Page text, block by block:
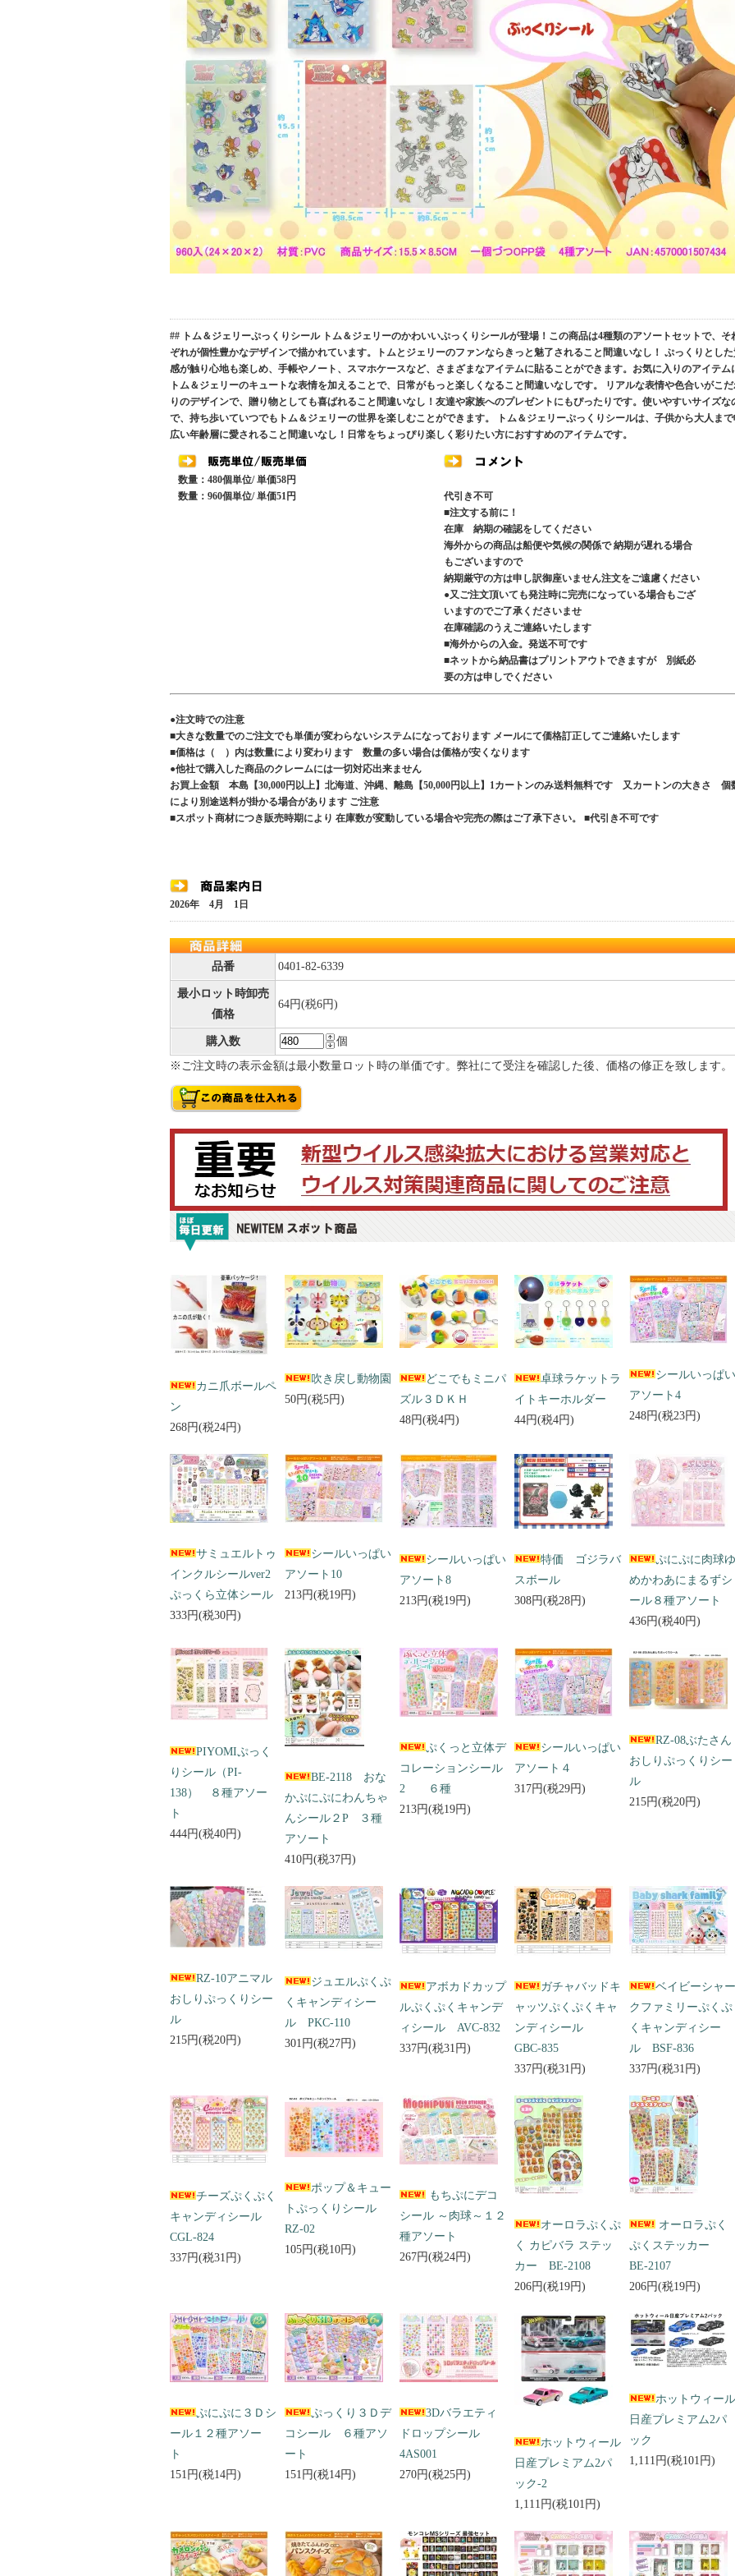
## トム＆ジェリーぷっくりシール トム＆ジェリーのかわいいぷっくりシールが登場！この商品は4種類のアソートセットで、そ
ぞれが個性豊かなデザインで描かれています。トムとジェリーのファンならきっと魅了されること間違いなし！ ぷっくりとし
感が触り心地も楽しめ、手帳やノート、スマホケースなど、さまざまなアイテムに貼ることができます。お気に入りのアイテム
トム＆ジェリーのキュートな表情を加えることで、日常がもっと楽しくなること間違いなしです。 リアルな表情や色合いがこ
りのデザインで、贈り物としても喜ばれること間違いなし！友達や家族へのプレゼントにもぴったりです。使いやすいサイズな
で、持ち歩いていつでもトム＆ジェリーの世界を楽しむことができます。 トム＆ジェリーぷっくりシールは、子供から大人ま
広い年齢層に愛されること間違いなし！日常をちょっぴり楽しく彩りたい方におすすめのアイテムです。
数量：480個単位/ 単価58円
数量：960個単位/ 単価51円
代引き不可
■注文する前に！
在庫 納期の確認をしてください
海外からの商品は船便や気候の関係で 納期が遅れる場合
もございますので
納期厳守の方は申し訳御座いません注文をご遠慮ください
●又ご注文頂いても発注時に完売になっている場合もござ
いますのでご了承くださいませ
在庫確認のうえご連絡いたします
■海外からの入金。発送不可です
■ネットから納品書はプリントアウトできますが 別紙必
要の方は申しでください
●注文時での注意
■大きな数量でのご注文でも単価が変わらないシステムになっております メールにて価格訂正してご連絡いたします
■価格は（ ）内は数量により変わります 数量の多い場合は価格が安くなります
●他社で購入した商品のクレームには一切対応出来ません
お買上金額 本島【30,000円以上】北海道、沖縄、離島【50,000円以上】1カートンのみ送料無料です 又カートンの大きさ 個
により別途送料が掛かる場合があります ご注意
■スポット商材につき販売時期により 在庫数が変動している場合や完売の際はご了承下さい。 ■代引き不可です
2026年 4月 1日
品番 0401-82-6339
最小ロット時卸売
価格
64円(税6円)
購入数
個
※ご注文時の表示金額は最小数量ロット時の単価です。弊社にて受注を確認した後、価格の修正を致します。
カニ爪ボールペ
ン
268円(税24円)
吹き戻し動物園
50円(税5円)
どこでもミニパ
ズル３ＤＫＨ
48円(税4円)
卓球ラケットラ
イトキーホルダー
44円(税4円)
シールいっぱい
アソート4
248円(税23円)
サミュエルトゥ
インクルシールver2
ぷっくら立体シール
333円(税30円)
シールいっぱい
アソート10
213円(税19円)
シールいっぱい
アソート8
213円(税19円)
特価 ゴジラバ
スボール
308円(税28円)
ぷにぷに肉球ゆ
めかわあにまるずシ
ール８種アソート
436円(税40円)
PIYOMIぷっく
りシール（PI-
138） ８種アソー
ト
444円(税40円)
BE-2118 おな
かぷにぷにわんちゃ
んシール２P ３種
アソート
410円(税37円)
ぷくっと立体デ
コレーションシール
2 ６種
213円(税19円)
シールいっぱい
アソート４
317円(税29円)
RZ-08ぶたさん
おしりぷっくりシー
ル
215円(税20円)
RZ-10アニマル
おしりぷっくりシー
ル
215円(税20円)
ジュエルぷくぷ
くキャンディシー
ル PKC-110
301円(税27円)
アボカドカップ
ルぷくぷくキャンデ
ィシール AVC-832
337円(税31円)
ガチャバッドキ
ャッツぷくぷくキャ
ンディシール
GBC-835
337円(税31円)
ベイビーシャー
クファミリーぷくぷ
くキャンディシー
ル BSF-836
337円(税31円)
チーズぷくぷく
キャンディシール
CGL-824
337円(税31円)
ポップ＆キュー
トぷっくりシール
RZ-02
105円(税10円)
もちぷにデコ
シール ～肉球～１２
種アソート
267円(税24円)
オーロラぷくぷ
く カピバラ ステッ
カー BE-2108
206円(税19円)
オーロラぷく
ぷくステッカー
BE-2107
206円(税19円)
ぷにぷに３Ｄシ
ール１２種アソー
ト
151円(税14円)
ぷっくり３Ｄデ
コシール ６種アソ
ート
151円(税14円)
3Dバラエティ
ドロップシール
4AS001
270円(税25円)
ホットウィール
日産プレミアム2パ
ック-2
1,111円(税101円)
ホットウィール
日産プレミアム2パ
ック
1,111円(税101円)